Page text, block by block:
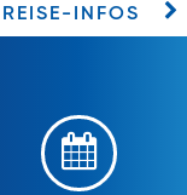
INFOS